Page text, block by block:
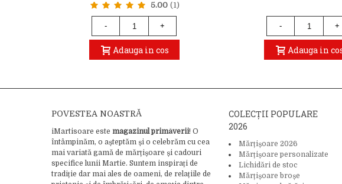
5.00 (1)
- +
Adauga in cos
- +
Adauga in
POVESTEA NOASTRĂ
iMartisoare este magazinul primăverii! O
întâmpinăm, o așteptăm și o celebrăm cu cea
mai variată gamă de mărțișoare și cadouri
specifice lunii Martie. Suntem inspirați de
tradiție dar mai ales de oameni, de relațiile de
COLECȚII POPULARE
2026
Mărțișoare 2026
Mărțișoare personalizate
Lichidări de stoc
Mărțișoare broșe